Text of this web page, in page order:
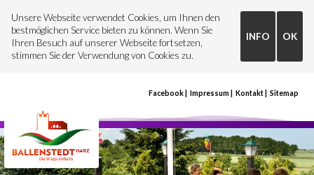
Unsere Webseite verwendet Cookies, um Ihnen den
bestmöglichen Service bieten zu können. Wenn Sie
Ihren Besuch auf unserer Webseite fortsetzen,
stimmen Sie der Verwendung von Cookies zu.
INFO OK
Facebook Impressum Kontakt Sitemap